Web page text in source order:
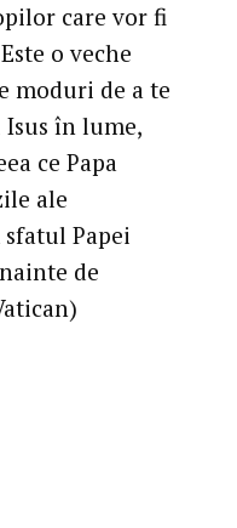
care vor fi
o veche
moduri de a te
în lume,
ce Papa
ale
Papei
de